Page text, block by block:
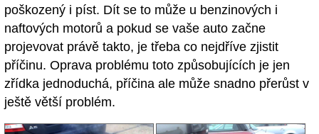
poškozený i píst. Dít se to může u benzinových i
naftových motorů a pokud se vaše auto začne
projevovat právě takto, je třeba co nejdříve zjistit
příčinu. Oprava problému toto způsobujících je jen
zřídka jednoduchá, příčina ale může snadno přerůst v
ještě větší problém.